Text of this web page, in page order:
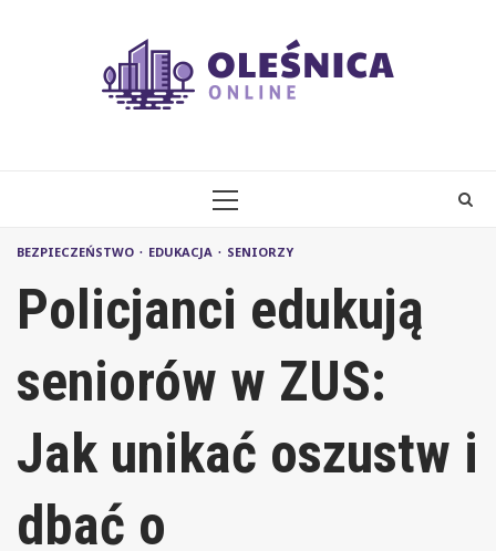
PRIMARY
BEZPIECZEŃSTWO EDUKACJA SENIORZY
Policjanci edukują
seniorów w ZUS:
Jak unikać oszustw i
dbać o